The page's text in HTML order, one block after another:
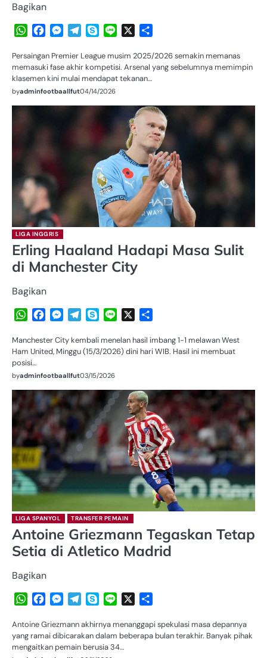
Bagikan
WhatsApp
FacebookMessenger
TelegramSkypeLine
Persaingan Premier League musim 2025/2026 semakin memanas
memasuki fase akhir kompetisi. Arsenal yang sebelumnya memimpin
klasemen kini mulai mendapat tekanan…
byadminfootbaallfut04/14/2026
LIGA INGGRIS
Erling Haaland Hadapi Masa Sulit
di Manchester City
Bagikan
WhatsApp
FacebookMessenger
TelegramSkypeLine
Manchester City kembali menelan hasil imbang 1-1 melawan West
Ham United, Minggu (15/3/2026) dini hari WIB. Hasil ini membuat
posisi…
byadminfootbaallfut03/15/2026
LIGA SPANYOL TRANSFER PEMAIN
Antoine Griezmann Tegaskan Tetap
Setia di Atletico Madrid
Bagikan
WhatsApp
FacebookMessenger
TelegramSkypeLine
Antoine Griezmann akhirnya menanggapi spekulasi masa depannya
yang ramai dibicarakan dalam beberapa bulan terakhir. Banyak pihak
mengaitkan pemain berusia 34…